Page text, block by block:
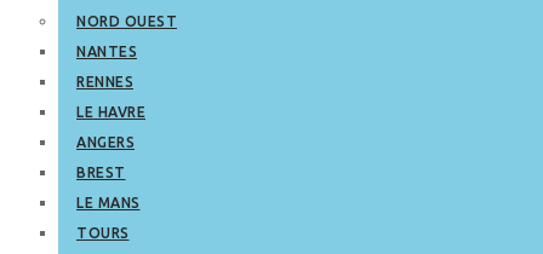
NORD OUEST
NANTES
RENNES
LE HAVRE
ANGERS
BREST
LE MANS
TOURS